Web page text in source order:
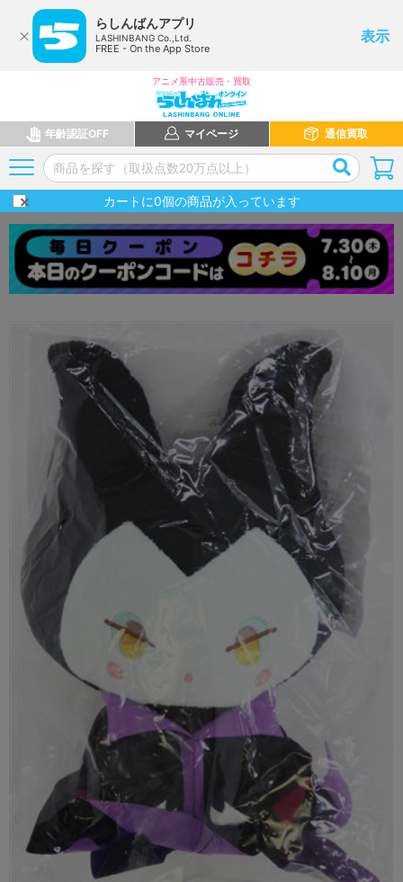
らしんばんアプリ
LASHINBANG Co.,Ltd.
FREE - On the App Store
表示
アニメ系中古販売・買取
年齢認証OFF マイページ 通信買取
カートに0個の商品が入っています